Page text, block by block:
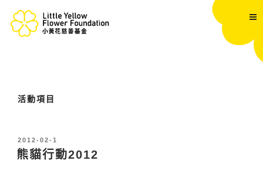
活動項目
發
表
於
2012-02-1
熊貓行動2012